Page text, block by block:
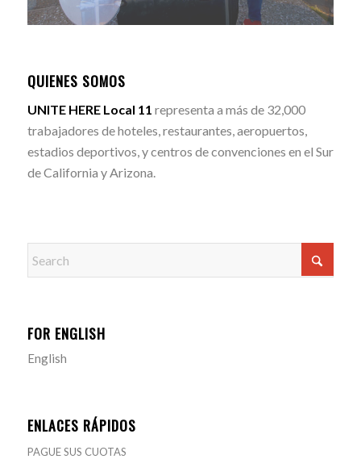
QUIENES SOMOS
UNITE HERE Local 11 representa a más de 32,000
trabajadores de hoteles, restaurantes, aeropuertos,
estadios deportivos, y centros de convenciones en el Sur
de California y Arizona.
FOR ENGLISH
English
ENLACES RÁPIDOS
PAGUE SUS CUOTAS